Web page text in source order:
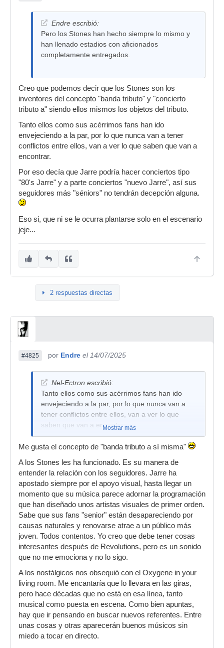
Endre escribió:
Pero los Stones han hecho siempre lo mismo y
han llenado estadios con aficionados
completamente entregados.
Creo que podemos decir que los Stones son los
inventores del concepto "banda tributo" y "concierto
tributo a" siendo ellos mismos los objetos del tributo.
Tanto ellos como sus acérrimos fans han ido
envejeciendo a la par, por lo que nunca van a tener
conflictos entre ellos, van a ver lo que saben que van a
encontrar.
Por eso decía que Jarre podría hacer conciertos tipo
"80's Jarre" y a parte conciertos "nuevo Jarre", así sus
seguidores más "séniors" no tendrán decepción alguna.
Eso si, que ni se le ocurra plantarse solo en el escenario
jeje...
2 respuestas directas
#4825 por Endre el 14/07/2025
Nel-Ectron escribió:
Tanto ellos como sus acérrimos fans han ido
envejeciendo a la par, por lo que nunca van a
tener conflictos entre ellos, van a ver lo que
saben que van a encontrar.
Mostrar más
Me gusta el concepto de "banda tributo a sí misma"
A los Stones les ha funcionado. Es su manera de
entender la relación con los seguidores. Jarre ha
apostado siempre por el apoyo visual, hasta llegar un
momento que su música parece adornar la programación
que han diseñado unos artistas visuales de primer orden.
Sabe que sus fans "senior" están desapareciendo por
causas naturales y renovarse atrae a un público más
joven. Todos contentos. Yo creo que debe tener cosas
interesantes después de Revolutions, pero es un sonido
que no me emociona y no lo sigo.
A los nostálgicos nos obsequió con el Oxygene in your
living room. Me encantaría que lo llevara en las giras,
pero hace décadas que no está en esa línea, tanto
musical como puesta en escena. Como bien apuntas,
hay que ir pensando en buscar nuevos referentes. Entre
unas cosas y otras aparecerán buenos músicos sin
miedo a tocar en directo.